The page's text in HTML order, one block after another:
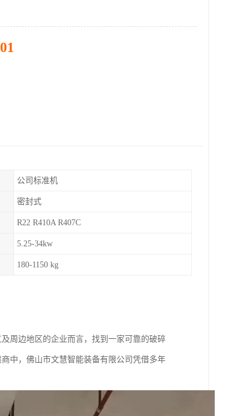
公司标准机
密封式
R22 R410A R407C
5.25-34kw
180-1150 kg
周边地区的企业而言，找到一家可靠的破碎
中，佛山市文慧智能装备有限公司凭借多年